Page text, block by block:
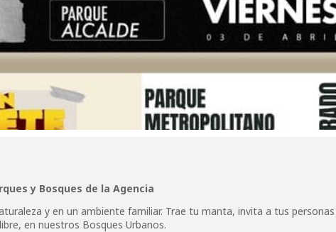
y Bosques de la Agencia
y en un ambiente familiar. Trae tu manta, invita a tus
en nuestros Bosques Urbanos.